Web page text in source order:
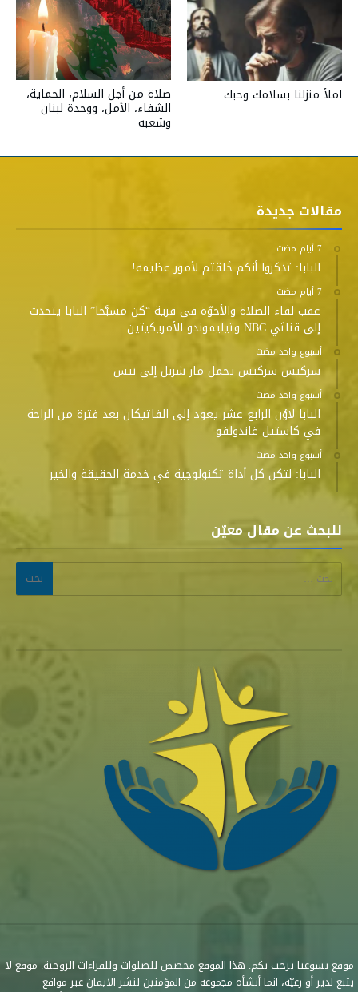
صلاة من أجل السلام، الحماية،
الشفاء، الأمل، ووحدة لبنان
وشعبه
املأ منزلنا بسلامك وحبك
مقالات جديدة
البابا: تذكروا أنكم خُلقتم لأمور عظيمة!
عقب لقاء الصلاة والأخوّة في قرية “كن مسبَّحا” البابا يتحدث
إلى قناتَي NBC وتيليموندو الأمريكيتين
‫‫‫‏‫أسبوع واحد مضت‬
سركيس سركيس يحمل مار شربل إلى نيس
‫‫‫‏‫أسبوع واحد مضت‬
البابا لاوُن الرابع عشر يعود إلى الفاتيكان بعد فترة من الراحة
في كاستيل غاندولفو
‫‫‫‏‫أسبوع واحد مضت‬
البابا: لتكن كل أداة تكنولوجية في خدمة الحقيقة والخير
للبحث عن مقال معيّن
البحث عن:
موقع يسوعنا يرحب بكم. هذا الموقع مخصص للصلوات وللقراءات الروحية. موقع لا
يتبع لدير أو رعيّة، انما أنشأه مجموعة من المؤمنين لنشر الايمان عبر مواقع